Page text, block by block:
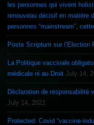
les personnes qui vivent
renouveau décisif en matière de santé
personnes “mainstream”,
Poste Scriptum sur l’Election
La Politique vaccinale
médicale ni au Droit July 14,
Déclaration de responsabilité
July 14, 2021
Protected: Covid “vaccine-